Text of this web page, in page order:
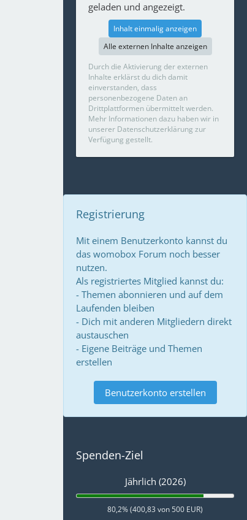
geladen und angezeigt.
Inhalt einmalig anzeigen
Alle externen Inhalte anzeigen
Durch die Aktivierung der externen
Inhalte erklärst du dich damit
einverstanden, dass
personenbezogene Daten an
Drittplattformen übermittelt werden.
Mehr Informationen dazu haben wir in
unserer Datenschutzerklärung zur
Verfügung gestellt.
Registrierung
Mit einem Benutzerkonto kannst du
das womobox Forum noch besser
nutzen.
Als registriertes Mitglied kannst du:
- Themen abonnieren und auf dem
Laufenden bleiben
- Dich mit anderen Mitgliedern direkt
austauschen
- Eigene Beiträge und Themen
erstellen
Benutzerkonto erstellen
Spenden-Ziel
Jährlich (2026)
80,2% (400,83 von 500 EUR)